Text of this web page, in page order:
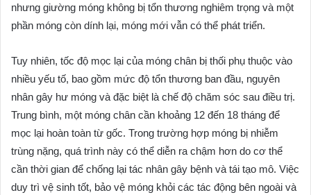
nhưng giường móng không bị tổn thương nghiêm trọng và một
phần móng còn dính lại, móng mới vẫn có thể phát triển.
Tuy nhiên, tốc độ mọc lại của móng chân bị thối phụ thuộc vào
nhiều yếu tố, bao gồm mức độ tổn thương ban đầu, nguyên
nhân gây hư móng và đặc biệt là chế độ chăm sóc sau điều trị.
Trung bình, một móng chân cần khoảng 12 đến 18 tháng để
mọc lại hoàn toàn từ gốc. Trong trường hợp móng bị nhiễm
trùng nặng, quá trình này có thể diễn ra chậm hơn do cơ thể
cần thời gian để chống lại tác nhân gây bệnh và tái tạo mô. Việc
duy trì vệ sinh tốt, bảo vệ móng khỏi các tác động bên ngoài và